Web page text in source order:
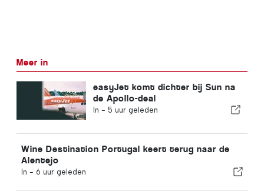
Meer in
easyJet komt dichter bij Sun na
de Apollo-deal
In - 5 uur geleden
Wine Destination Portugal keert terug naar de
Alentejo
In - 6 uur geleden